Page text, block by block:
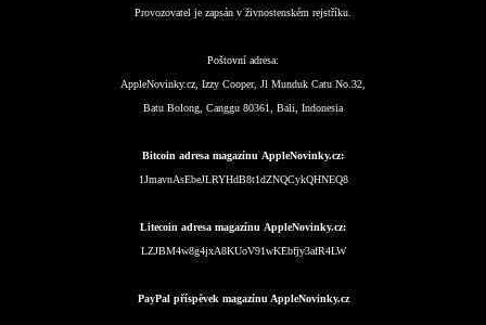
Provozovatel je zapsán v živnostenském rejstříku.
Poštovní adresa:
AppleNovinky.cz, Izzy Cooper, Jl Munduk Catu No.32,
Batu Bolong, Canggu 80361, Bali, Indonesia
Bitcoin adresa magazínu AppleNovinky.cz:
1JmavnAsEbeJLRYHdB8t1dZNQCykQHNEQ8
Litecoin adresa magazínu AppleNovinky.cz:
LZJBM4w8g4jxA8KUoV91wKEbfjy3afR4LW
PayPal příspěvek magazínu AppleNovinky.cz